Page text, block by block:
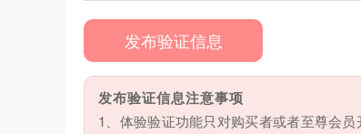
发布验证信息
发布验证信息注意事项
1、体验验证功能只对购买者或者至尊会员